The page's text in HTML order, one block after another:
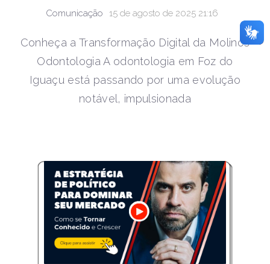
Comunicação 15 de agosto de 2025 21:16
Conheça a Transformação Digital da Molinos
Odontologia A odontologia em Foz do
Iguaçu está passando por uma evolução
notável, impulsionada